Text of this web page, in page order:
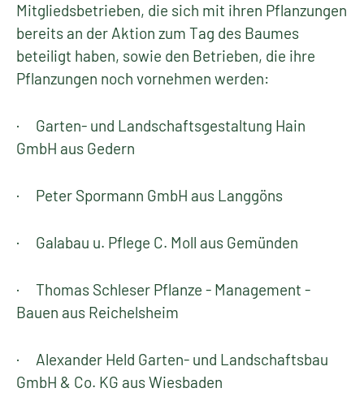
Mitgliedsbetrieben, die sich mit ihren Pflanzungen
bereits an der Aktion zum Tag des Baumes
beteiligt haben, sowie den Betrieben, die ihre
Pflanzungen noch vornehmen werden:
· Garten- und Landschaftsgestaltung Hain
GmbH aus Gedern
· Peter Spormann GmbH aus Langgöns
· Galabau u. Pflege C. Moll aus Gemünden
· Thomas Schleser Pflanze - Management -
Bauen aus Reichelsheim
· Alexander Held Garten- und Landschaftsbau
GmbH & Co. KG aus Wiesbaden